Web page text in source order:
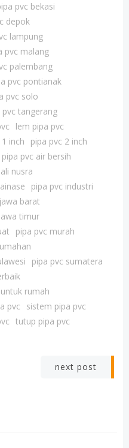
pvc bekasi
depok
lampung
pvc malang
palembang
pvc pontianak
pvc solo
pvc tangerang
lem pipa pvc
inch
pipa pvc 2 inch
pipa pvc air bersih
nusra
pipa pvc industri
barat
timur
pipa pvc murah
pipa pvc sumatera
rumah
pvc
sistem pipa pvc
tutup pipa pvc
next post